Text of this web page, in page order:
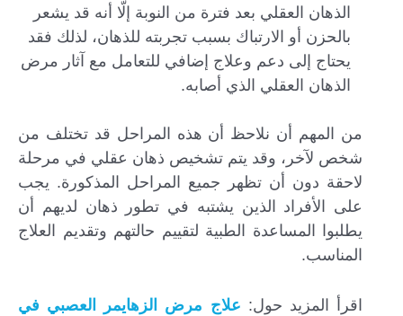
الذهان العقلي بعد فترة من النوبة إلّا أنه قد يشعر
بالحزن أو الارتباك بسبب تجربته للذهان، لذلك فقد
يحتاج إلى دعم وعلاج إضافي للتعامل مع آثار مرض
الذهان العقلي الذي أصابه.
من المهم أن نلاحظ أن هذه المراحل قد تختلف من
شخص لآخر، وقد يتم تشخيص ذهان عقلي في مرحلة
لاحقة دون أن تظهر جميع المراحل المذكورة. يجب
على الأفراد الذين يشتبه في تطور ذهان لديهم أن
يطلبوا المساعدة الطبية لتقييم حالتهم وتقديم العلاج
المناسب.
اقرأ المزيد حول: علاج مرض الزهايمر العصبي في